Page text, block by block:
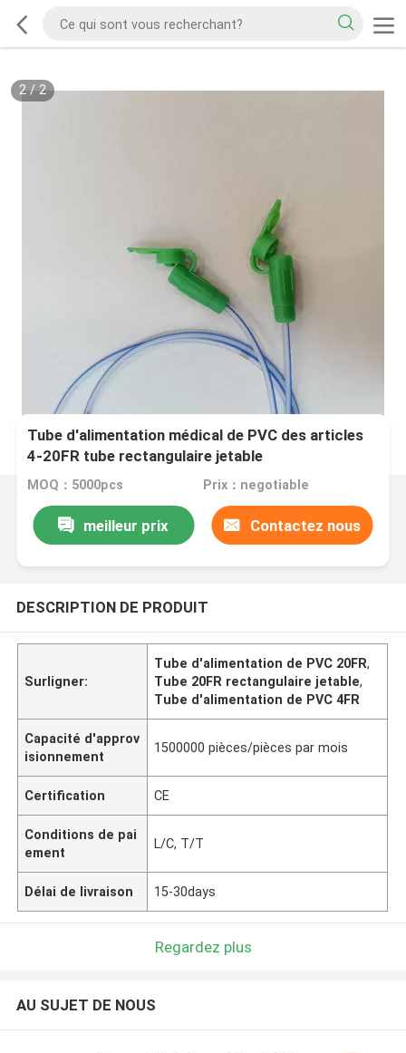
2/ 2
Tube d'alimentation médical de PVC des articles
4-20FR tube rectangulaire jetable
MOQ：5000pcs Prix：negotiable
meilleur prix Contactez nous
DESCRIPTION DE PRODUIT
Surligner:
Tube d'alimentation de PVC 20FR,
Tube 20FR rectangulaire jetable,
Tube d'alimentation de PVC 4FR
Capacité d'approv
isionnement
1500000 pièces/pièces par mois
Certification CE
Conditions de pai
ement
L/C, T/T
Délai de livraison 15-30days
Regardez plus
AU SUJET DE NOUS